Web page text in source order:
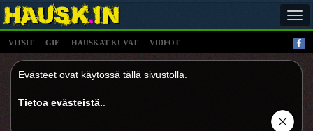
VITSIT GIF HAUSKAT KUVAT VIDEOT
Evästeet ovat käytössä tällä sivustolla.
Tietoa evästeistä.